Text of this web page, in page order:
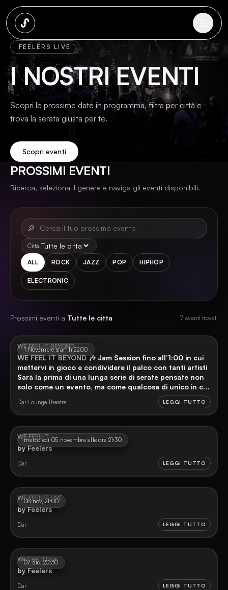
FEELERS LIVE
I NOSTRI EVENTI
Scopri le prossime date in programma, filtra per città e
trova la serata giusta per te.
Scopri eventi
PROSSIMI EVENTI
Ricerca, seleziona il genere e naviga gli eventi disponibili.
🔎
Città
ALL ROCK JAZZ POP HIPHOP
ELECTRONIC
Prossimi eventi a Tutte le citta 7 eventi trovati
1 Novembre start h 22.00
WE FEEL IT BEYOND
WE FEEL IT BEYOND 🎶 Jam Session fino all’1:00 in cui
mettervi in gioco e condividere il palco con tanti artisti
Sarà la prima di una lunga serie di serate pensate non
solo come un evento, ma come qualcosa di unico in cui
la community si riunisce. Dove gli artisti incontrano
tutti voi e viceversa, con supporto e condivisione di
momenti indelebili, accomunati dalla vera passione, la
musica Sai già che non puoi mancare, ti aspettiamo
Dar Lounge Theatre LEGGI TUTTO
mercoledì 05 novembre alle ore 21:30
WE FEEL IT
by Feelers
Dar LEGGI TUTTO
08 nov, 21:00
WE FEEL IT LIVE
by Feelers
Dar LEGGI TUTTO
07 dic, 20:30
We Feel It Live
by Feelers
Dar LEGGI TUTTO